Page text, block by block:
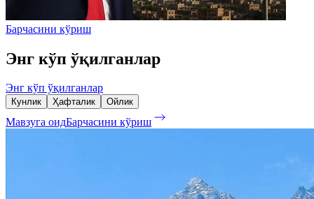
Барчасини кўриш
Энг кўп ўқилганлар
Энг кўп ўқилганлар
Кунлик Ҳафталик Ойлик
Мавзуга оидБарчасини кўриш